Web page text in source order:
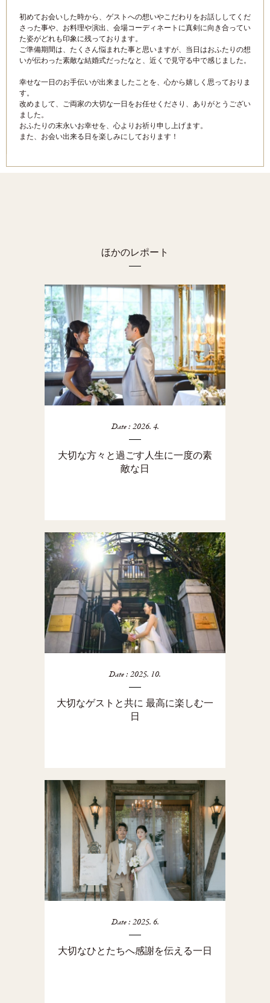
初めてお会いした時から、ゲストへの想いやこだわりをお話ししてくだ
さった事や、お料理や演出、会場コーディネートに真剣に向き合ってい
た姿がどれも印象に残っております。
ご準備期間は、たくさん悩まれた事と思いますが、当日はおふたりの想
いが伝わった素敵な結婚式だったなと、近くで見守る中で感じました。
幸せな一日のお手伝いが出来ましたことを、心から嬉しく思っておりま
す。
改めまして、ご両家の大切な一日をお任せくださり、ありがとうござい
ました。
おふたりの末永いお幸せを、心よりお祈り申し上げます。
また、お会い出来る日を楽しみにしております！
ほかのレポート
Date : 2026. 4.
大切な方々と過ごす人生に一度の素
敵な日
Date : 2025. 10.
大切なゲストと共に 最高に楽しむ一
日
Date : 2025. 6.
大切なひとたちへ感謝を伝える一日